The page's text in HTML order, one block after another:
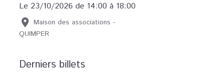
Le 23/10/2026 de 14:00 à 18:00
Maison des associations -
QUIMPER
Derniers billets